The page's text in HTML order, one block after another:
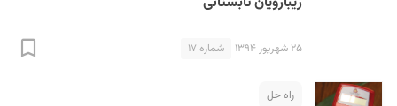
۲۵ شهریور ۱۳۹۴ شماره ۱۷
راه حل